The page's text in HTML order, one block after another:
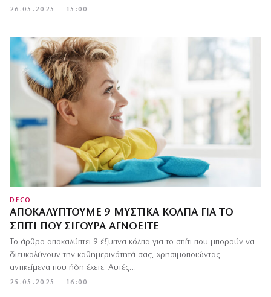
26.05.2025 — 15:00
DECO
ΑΠΟΚΑΛΎΠΤΟΥΜΕ 9 ΜΥΣΤΙΚΆ ΚΌΛΠΑ ΓΙΑ ΤΟ
ΣΠΊΤΙ ΠΟΥ ΣΊΓΟΥΡΑ ΑΓΝΟΕΊΤΕ
25.05.2025 — 16:00
Το άρθρο αποκαλύπτει 9 έξυπνα κόλπα για το σπίτι που μπορούν να
διευκολύνουν την καθημερινότητά σας, χρησιμοποιώντας
αντικείμενα που ήδη έχετε. Αυτές…